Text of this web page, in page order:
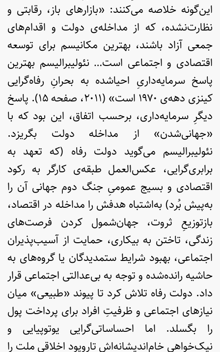
این‌گونه خلاصه می‌کنند: «بازارهای باز، رقابتی و
نظارت‌نشده، که از مداخله‌ی دولت و اقدام‌های
جمعی آزاد باشند، بهترین مکانیسم برای توسعه
اقتصادی و اجتماعی است… نئولیبرالیسم بهترین
پاسخ سرمایه‌داریِ احیاشده به بحرانِ رفاه‌گرایی
کینزی دهه‌ی ۱۹۷۰ است» (۲۰۱۱، صفحه ۱۵). پاسخ
دیگرِ سرمایه‌داری، برحسب اتفاق، این بود که با
«جهانی‌شدن» از مداخله دولت بگریزد.
نئولیبرالیسم می‌گوید دولت رفاه (که تعهد به
برابری‌گرایی، عکس‌العمل طبقه‌ی کارگر به رکود
اقتصادی و بسیج عمومیِ جنگ دوم جهانی آن را
به‌پیش بُرد) به‌اشتباه هدفش را مداخله در اقتصاد،
بازتوزیعِ ثروت، جهان‌شمول کردن فرصت‌های
زندگی، تاختن به بیکاری، حمایت از آسیب‌پذیران
اجتماعی، بهبود شرایط ستمدیدگان یا گروه‌های به
حاشیه رانده‌شده و توجه به بی‌عدالتی اجتماعی قرار
داد. دولت رفاه تلاش کرد تا پیوند «طبیعی» میان
نیازهای اجتماعی و ظرفیتِ افراد برای پرداخت پول
را بگسلد. اما احساساتی‌گرایی یوتوپیایی و
نیک‌خواهیِ خام‌اندیشانه‌اش تاروپود اخلاقی ملت را